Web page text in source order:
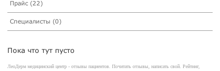
Прайс (22)
Специалисты (0)
Пока что тут пусто
ЛеоДерм медицинский центр - отзывы пациентов. Почитать отзывы, написать свой. Рейтинг,